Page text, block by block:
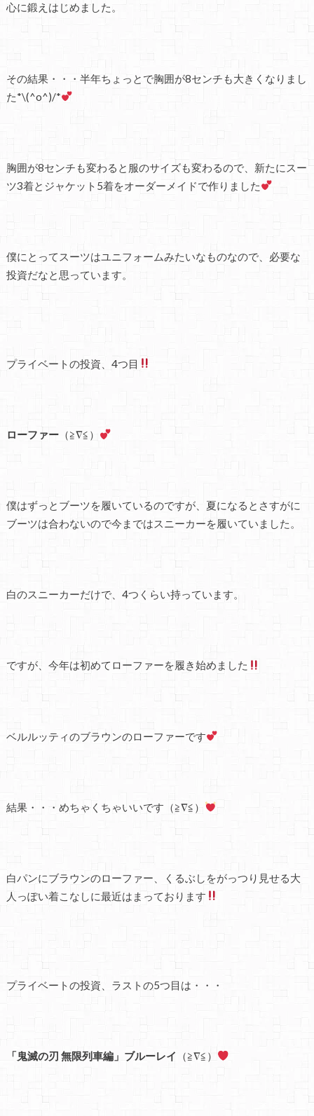
心に鍛えはじめました。
その結果・・・半年ちょっとで胸囲が8センチも大きくなりまし
た*\(^o^)/*
胸囲が8センチも変わると服のサイズも変わるので、新たにスー
ツ3着とジャケット5着をオーダーメイドで作りました
僕にとってスーツはユニフォームみたいなものなので、必要な
投資だなと思っています。
プライベートの投資、4つ目
ローファー（≧∇≦）
僕はずっとブーツを履いているのですが、夏になるとさすがに
ブーツは合わないので今まではスニーカーを履いていました。
白のスニーカーだけで、4つくらい持っています。
ですが、今年は初めてローファーを履き始めました
ベルルッティのブラウンのローファーです
結果・・・めちゃくちゃいいです（≧∇≦）
白パンにブラウンのローファー、くるぶしをがっつり見せる大
人っぽい着こなしに最近はまっております
プライベートの投資、ラストの5つ目は・・・
「鬼滅の刃 無限列車編」ブルーレイ （≧∇≦）